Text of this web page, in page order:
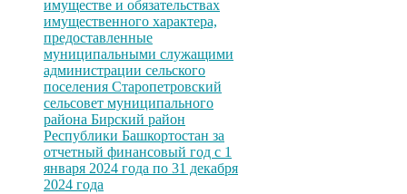
имуществе и обязательствах
имущественного характера,
предоставленные
муниципальными служащими
администрации сельского
поселения Старопетровский
сельсовет муниципального
района Бирский район
Республики Башкортостан за
отчетный финансовый год с 1
января 2024 года по 31 декабря
2024 года